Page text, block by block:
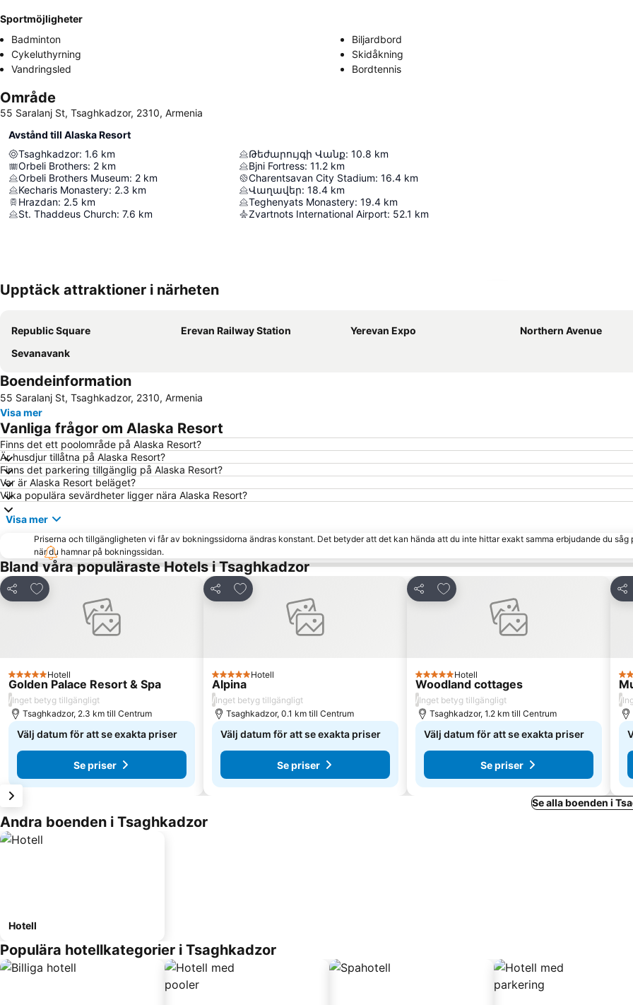
Sportmöjligheter
Badminton
Biljardbord
Cykeluthyrning
Skidåkning
Vandringsled
Bordtennis
Område
55 Saralanj St, Tsaghkadzor, 2310, Armenia
Avstånd till Alaska Resort
Tsaghkadzor: 1.6 km
Orbeli Brothers: 2 km
Orbeli Brothers Museum: 2 km
Kecharis Monastery: 2.3 km
Hrazdan: 2.5 km
St. Thaddeus Church: 7.6 km
Թեժարույգի Վանք: 10.8 km
Bjni Fortress: 11.2 km
Charentsavan City Stadium: 16.4 km
Վաղավեր: 18.4 km
Teghenyats Monastery: 19.4 km
Zvartnots International Airport: 52.1 km
Upptäck attraktioner i närheten
Republic Square Erevan Railway Station Yerevan Expo
Northern Avenue
Sevanavank
Boendeinformation
55 Saralanj St, Tsaghkadzor, 2310, Armenia
Visa mer
Vanliga frågor om Alaska Resort
Finns det ett poolområde på Alaska Resort?
Är husdjur tillåtna på Alaska Resort?
Finns det parkering tillgänglig på Alaska Resort?
Var är Alaska Resort beläget?
Vilka populära sevärdheter ligger nära Alaska Resort?
Visa mer
Priserna och tillgängligheten vi får av bokningssidorna ändras konstant. Det betyder att det kan hända att du inte hittar exakt samma erbjudande du såg
när du hamnar på bokningssidan.
Bland våra populäraste Hotels i Tsaghkadzor
Dela
Lägg till i Mina Favoriter
5 StjärnorHotell
Golden Palace Resort & Spa
/Inget betyg tillgängligt
Tsaghkadzor, 2.3 km till Centrum
Välj datum för att se exakta priser
Se priser
Dela
Lägg till i Mina Favoriter
5 StjärnorHotell
Alpina
/Inget betyg tillgängligt
Tsaghkadzor, 0.1 km till Centrum
Välj datum för att se exakta priser
Se priser
Dela
Lägg till i Mina Favoriter
5 StjärnorHotell
Woodland cottages
/Inget betyg tillgängligt
Tsaghkadzor, 1.2 km till Centrum
Välj datum för att se exakta priser
Se priser
Dela
5
/
Se alla boenden i
Andra boenden i Tsaghkadzor
Hotell
Populära hotellkategorier i Tsaghkadzor